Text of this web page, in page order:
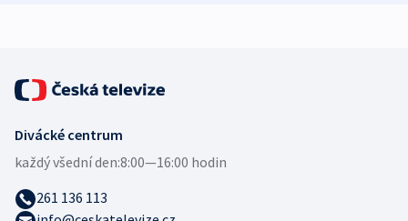
Divácké centrum
každý všední den:8:00—16:00 hodin
261 136 113